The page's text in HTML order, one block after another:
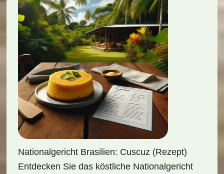
Nationalgericht Brasilien: Cuscuz (Rezept)
Entdecken Sie das köstliche Nationalgericht